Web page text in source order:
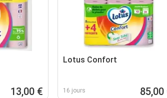
13,00 €
Lotus Confort
16 jours 85,00